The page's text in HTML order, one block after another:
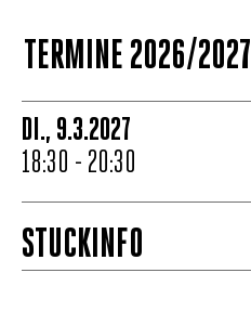
TERMINE 2026/2027
DI., 9.3.2027
18:30 - 20:30
STÜCKINFO